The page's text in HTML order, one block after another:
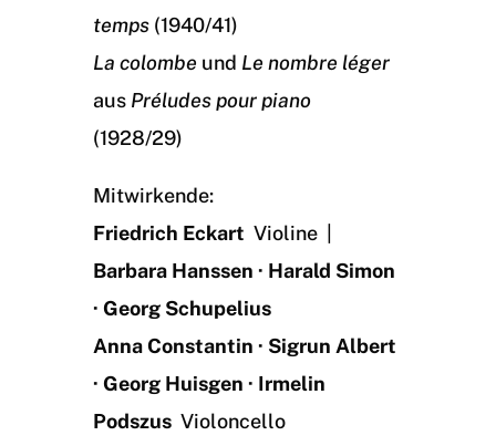
temps (1940/41)
La colombe und Le nombre léger
aus Préludes pour piano
(1928/29)
Mitwirkende:
Friedrich Eckart Violine |
Barbara Hanssen · Harald Simon
· Georg Schupelius
Anna Constantin · Sigrun Albert
· Georg Huisgen · Irmelin
Podszus Violoncello